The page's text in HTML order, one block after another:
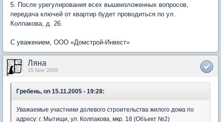
5. После урегулирования всех вышеизложенных вопросов,
передача ключей от квартир будет проводиться по ул.
Колпакова, д. 26.
С уважением, ООО «Домстрой-Инвест»
Ляна
15 Nov 2005
Гребень, on 15.11.2005 - 19:28:
Уважаемые участники долевого строительства жилого дома по
адресу: г. Мытищи, ул. Колпакова, мкр. 18 (Объект №2)